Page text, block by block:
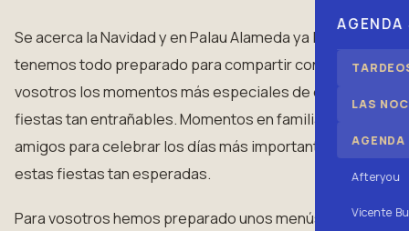
AGENDA
LAS
Afteryou
Vicente
Se acerca la Navidad y en Palau Alameda ya lo
tenemos todo preparado para compartir con
vosotros los momentos más especiales de estas
fiestas tan entrañables. Momentos en familia y con
amigos para celebrar los días más importantes de
estas fiestas tan esperadas.
Para vosotros hemos preparado unos menús